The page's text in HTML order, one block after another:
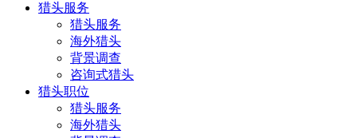
猎头服务
猎头服务
海外猎头
背景调查
咨询式猎头
猎头职位
猎头服务
海外猎头